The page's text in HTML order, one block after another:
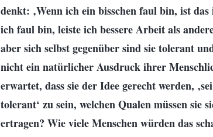
denkt: ‚Wenn ich ein bisschen faul bin, ist
ich faul bin, leiste ich bessere Arbeit als
aber sich selbst gegenüber sind sie tolerant
nicht ein natürlicher Ausdruck ihrer
erwartet, dass sie der Idee gerecht werden,
tolerant‘ zu sein, welchen Qualen müssen sie
ertragen? Wie viele Menschen würden das